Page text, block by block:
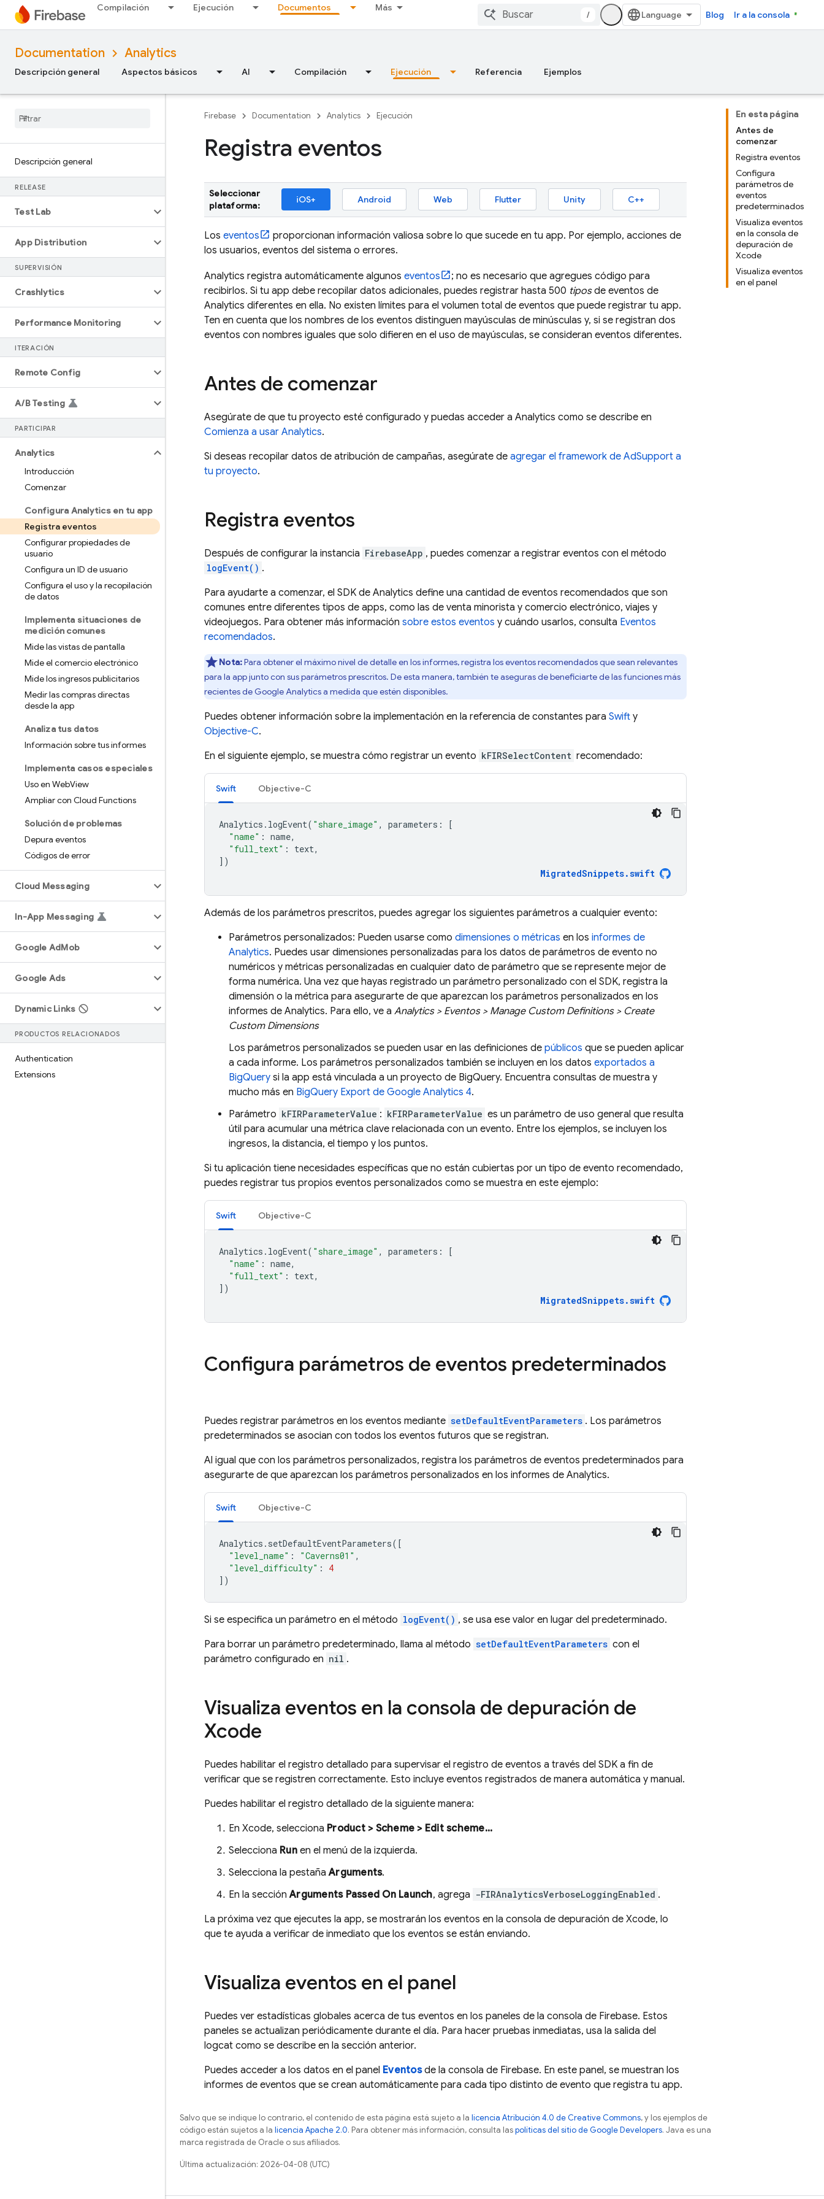
Compilación Ejecución Documentos Más
/ Blog Ir a la consola
Documentation Analytics
Descripción general Aspectos básicos AI Compilación Ejecución Referencia Ejemplos
Descripción general
RELEASE
Test Lab
App Distribution
SUPERVISIÓN
Crashlytics
Performance Monitoring
ITERACIÓN
Remote Config
A/B Testing
PARTICIPAR
Analytics
Introducción
Comenzar
Configura Analytics en tu app
Registra eventos
Configurar propiedades de
usuario
Configura un ID de usuario
Configura el uso y la recopilación
de datos
Implementa situaciones de
medición comunes
Mide las vistas de pantalla
Mide el comercio electrónico
Mide los ingresos publicitarios
Medir las compras directas
desde la app
Analiza tus datos
Información sobre tus informes
Implementa casos especiales
Uso en WebView
Ampliar con Cloud Functions
Solución de problemas
Depura eventos
Códigos de error
Cloud Messaging
In-App Messaging
Google AdMob
Google Ads
Dynamic Links
PRODUCTOS RELACIONADOS
Authentication
Extensions
En esta página
Antes de
comenzar
Registra eventos
Configura
parámetros de
eventos
predeterminados
Visualiza eventos
en la consola de
depuración de
Xcode
Visualiza eventos
en el panel
Firebase Documentation Analytics Ejecución
Registra eventos
Seleccionar
plataforma:
iOS+ Android Web Flutter Unity C++
Los eventos
proporcionan información valiosa sobre lo que sucede en tu app. Por ejemplo, acciones de
los usuarios, eventos del sistema o errores.
Analytics registra automáticamente algunos eventos
; no es necesario que agregues código para
recibirlos. Si tu app debe recopilar datos adicionales, puedes registrar hasta 500 tiposde eventos de
Analytics diferentes en ella. No existen límites para el volumen total de eventos que puede registrar tu app.
Ten en cuenta que los nombres de los eventos distinguen mayúsculas de minúsculas y, si se registran dos
eventos con nombres iguales que solo difieren en el uso de mayúsculas, se consideran eventos diferentes.
Antes de comenzar
Asegúrate de que tu proyecto esté configurado y puedas acceder a Analytics como se describe en
Comienza a usar Analytics.
Si deseas recopilar datos de atribución de campañas, asegúrate de agregar el framework de AdSupport a
tu proyecto.
Registra eventos
Después de configurar la instancia FirebaseApp , puedes comenzar a registrar eventos con el método
logEvent() .
Para ayudarte a comenzar, el SDK de Analytics define una cantidad de eventos recomendados que son
comunes entre diferentes tipos de apps, como las de venta minorista y comercio electrónico, viajes y
videojuegos. Para obtener más información sobre estos eventos y cuándo usarlos, consulta Eventos
recomendados.
Nota:Para obtener el máximo nivel de detalle en los informes, registra los eventos recomendados que sean relevantes
para la app junto con sus parámetros prescritos. De esta manera, también te aseguras de beneficiarte de las funciones más
recientes de Google Analyticsa medida que estén disponibles.
Puedes obtener información sobre la implementación en la referencia de constantes para Swift y
Objective-C.
En el siguiente ejemplo, se muestra cómo registrar un evento kFIRSelectContent recomendado:
Swift Objective-C
Analytics . logEvent( "share_image" , parameters :
[
"name" : name,
"full_text" : text,
])
MigratedSnippets.swift
Además de los parámetros prescritos, puedes agregar los siguientes parámetros a cualquier evento:
Parámetros personalizados: Pueden usarse como dimensiones o métricas en los informes de
Analytics. Puedes usar dimensiones personalizadas para los datos de parámetros de evento no
numéricos y métricas personalizadas en cualquier dato de parámetro que se represente mejor de
forma numérica. Una vez que hayas registrado un parámetro personalizado con el SDK, registra la
dimensión o la métrica para asegurarte de que aparezcan los parámetros personalizados en los
informes de Analytics. Para ello, ve a Analytics > Eventos > Manage Custom Definitions > Create
Custom Dimensions
Los parámetros personalizados se pueden usar en las definiciones de públicos que se pueden aplicar
a cada informe. Los parámetros personalizados también se incluyen en los datos exportados a
BigQuery si la app está vinculada a un proyecto de BigQuery. Encuentra consultas de muestra y
mucho más en BigQuery Export de Google Analytics 4.
Parámetro kFIRParameterValue : kFIRParameterValue es un parámetro de uso general que resulta
útil para acumular una métrica clave relacionada con un evento. Entre los ejemplos, se incluyen los
ingresos, la distancia, el tiempo y los puntos.
Si tu aplicación tiene necesidades específicas que no están cubiertas por un tipo de evento recomendado,
puedes registrar tus propios eventos personalizados como se muestra en este ejemplo:
Swift Objective-C
Analytics . logEvent( "share_image" , parameters :
[
"name" : name,
"full_text" : text,
])
MigratedSnippets.swift
Configura parámetros de eventos predeterminados
Puedes registrar parámetros en los eventos mediante setDefaultEventParameters . Los parámetros
predeterminados se asocian con todos los eventos futuros que se registran.
Al igual que con los parámetros personalizados, registra los parámetros de eventos predeterminados para
asegurarte de que aparezcan los parámetros personalizados en los informes de Analytics.
Swift Objective-C
Analytics . setDefaultEventParameters([
"level_name" : "Caverns01" ,
"level_difficulty" :
4
])
Si se especifica un parámetro en el método logEvent() , se usa ese valor en lugar del predeterminado.
Para borrar un parámetro predeterminado, llama al método setDefaultEventParameters con el
parámetro configurado en nil .
Visualiza eventos en la consola de depuración de
Xcode
Puedes habilitar el registro detallado para supervisar el registro de eventos a través del SDK a fin de
verificar que se registren correctamente. Esto incluye eventos registrados de manera automática y manual.
Puedes habilitar el registro detallado de la siguiente manera:
En Xcode, selecciona Product > Scheme > Edit scheme...
Selecciona Runen el menú de la izquierda.
Selecciona la pestañaArguments.
En la secciónArguments Passed On Launch, agrega -FIRAnalyticsVerboseLoggingEnabled .
La próxima vez que ejecutes la app, se mostrarán los eventos en la consola de depuración de Xcode, lo
que te ayuda a verificar de inmediato que los eventos se están enviando.
Visualiza eventos en el panel
Puedes ver estadísticas globales acerca de tus eventos en los paneles de la consola de Firebase. Estos
paneles se actualizan periódicamente durante el día. Para hacer pruebas inmediatas, usa la salida del
logcat como se describe en la sección anterior.
Puedes acceder a los datos en el panel Eventosde la consola de Firebase. En este panel, se muestran los
informes de eventos que se crean automáticamente para cada tipo distinto de evento que registra tu app.
Salvo que se indique lo contrario, el contenido de esta página está sujeto a la licencia Atribución 4.0 de Creative Commons, y los ejemplos de
código están sujetos a la licencia Apache 2.0. Para obtener más información, consulta laspolíticas del sitio de Google Developers. Java es una
marca registrada de Oracle o sus afiliados.
Última actualización: 2026-04-08 (UTC)